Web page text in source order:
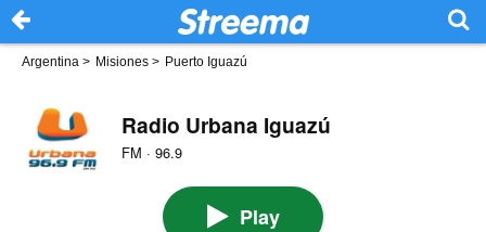
Argentina > Misiones > Puerto Iguazú
Radio Urbana Iguazú
FM · 96.9
Play